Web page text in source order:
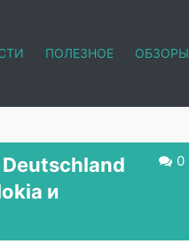
ПОЛЕЗНОЕ ОБЗОРЫ
0
и